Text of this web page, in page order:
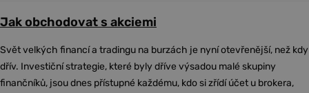
Jak obchodovat s akciemi
Svět velkých financí a tradingu na burzách je nyní otevřenější, než kdy
dřív. Investiční strategie, které byly dříve výsadou malé skupiny
finančníků, jsou dnes přístupné každému, kdo si zřídí účet u brokera,